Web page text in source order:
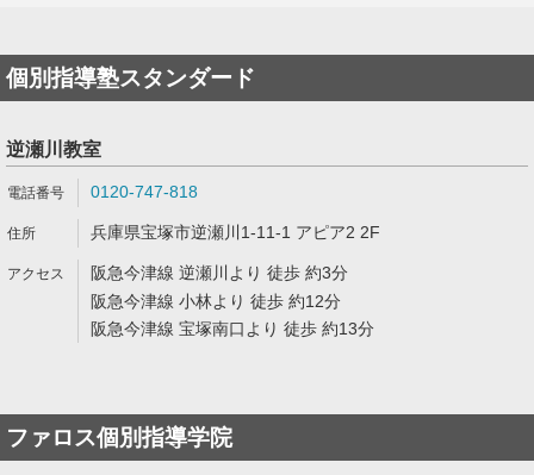
個別指導塾スタンダード
逆瀬川教室
0120-747-818
兵庫県宝塚市逆瀬川1-11-1 アピア2 2F
阪急今津線 逆瀬川より 徒歩 約3分
阪急今津線 小林より 徒歩 約12分
阪急今津線 宝塚南口より 徒歩 約13分
ファロス個別指導学院